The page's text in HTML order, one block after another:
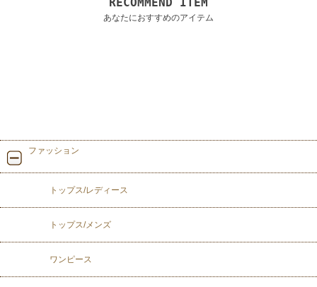
あなたにおすすめのアイテム
ファッション
トップス/レディース
トップス/メンズ
ワンピース